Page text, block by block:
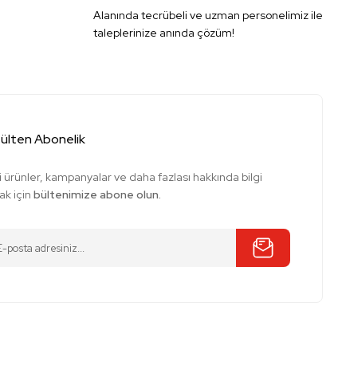
Alanında tecrübeli ve uzman personelimiz ile
taleplerinize anında çözüm!
Abonelik
ürünler, kampanyalar ve daha fazlası hakkında bilgi
içinbültenimize abone olun.